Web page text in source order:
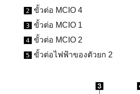
2 ขั้วต่อ MCIO 4
3 ขั้วต่อ MCIO 1
4 ขั้วต่อ MCIO 2
5 ขั้วต่อไฟฟ้าของตัวยก 2